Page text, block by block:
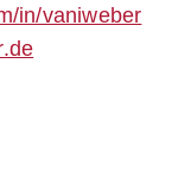
in/vaniweber